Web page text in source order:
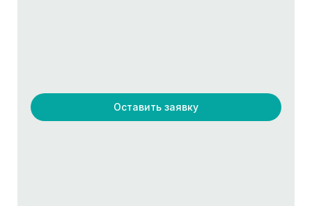
Оставить заявку